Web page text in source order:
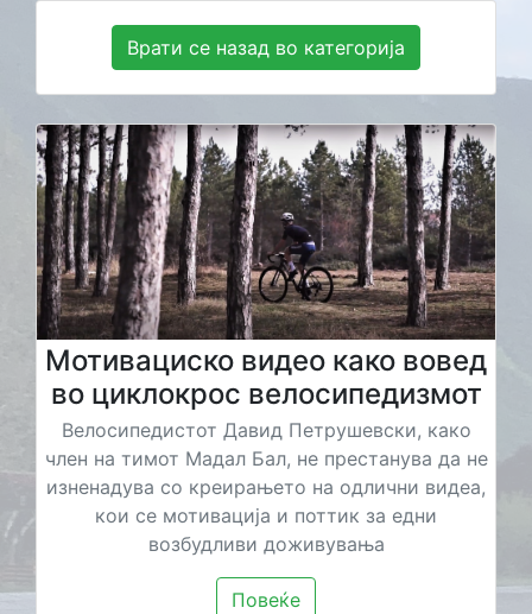
Врати се назад во категорија
Мотивациско видео како вовед
во циклокрос велосипедизмот
Велосипедистот Давид Петрушевски, како
член на тимот Мадал Бал, не престанува да не
изненадува со креирањето на одлични видеа,
кои се мотивација и поттик за едни
возбудливи доживувања
Повеќе